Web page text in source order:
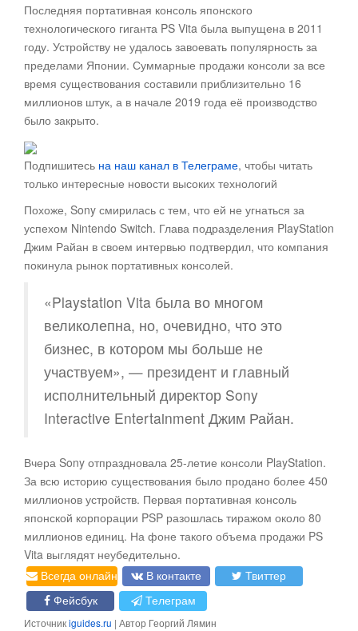
Последняя портативная консоль японского
технологического гиганта PS Vita была выпущена в 2011
году. Устройству не удалось завоевать популярность за
пределами Японии. Суммарные продажи консоли за все
время существования составили приблизительно 16
миллионов штук, а в начале 2019 года её производство
было закрыто.
Подпишитесь на наш канал в Телеграме, чтобы читать
только интересные новости высоких технологий
Похоже, Sony смирилась с тем, что ей не угнаться за
успехом Nintendo Switch. Глава подразделения PlayStation
Джим Райан в своем интервью подтвердил, что компания
покинула рынок портативных консолей.
«Playstation Vita была во многом
великолепна, но, очевидно, что это
бизнес, в котором мы больше не
участвуем», — президент и главный
исполнительный директор Sony
Interactive Entertainment Джим Райан.
Вчера Sony отпраздновала 25-летие консоли PlayStation.
За всю историю существования было продано более 450
миллионов устройств. Первая портативная консоль
японской корпорации PSP разошлась тиражом около 80
миллионов единиц. На фоне такого объема продажи PS
Vita выглядят неубедительно.
Всегда онлайн
В контакте
Твиттер
Фейсбук
Телеграм
Источникiguides.ru | Автор Георгий Лямин